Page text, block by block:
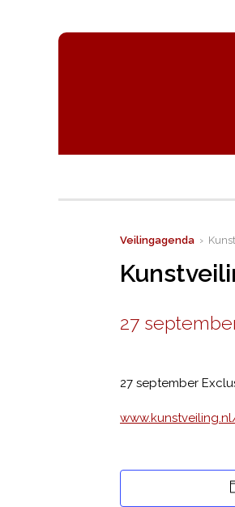
Veilingagenda ›
27
27 september